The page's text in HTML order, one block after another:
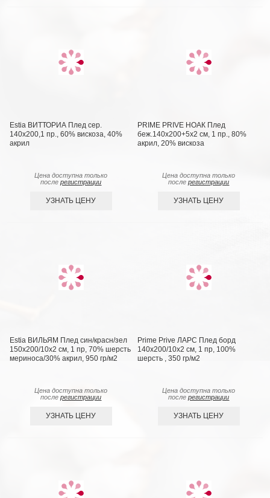
Estia ВИТТОРИА Плед сер.
140х200,1 пр., 60% вискоза, 40%
акрил
Цена доступна только
послерегистрации
УЗНАТЬ ЦЕНУ
PRIME PRIVE НОАК Плед
беж.140х200+5х2 см, 1 пр., 80%
акрил, 20% вискоза
Цена доступна только
послерегистрации
УЗНАТЬ ЦЕНУ
Estia ВИЛЬЯМ Плед син/красн/зел
150х200/10х2 см, 1 пр, 70% шерсть
мериноса/30% акрил, 950 гр/м2
Цена доступна только
послерегистрации
УЗНАТЬ ЦЕНУ
Prime Prive ЛАРС Плед борд
140х200/10х2 см, 1 пр, 100%
шерсть , 350 гр/м2
Цена доступна только
послерегистрации
УЗНАТЬ ЦЕНУ